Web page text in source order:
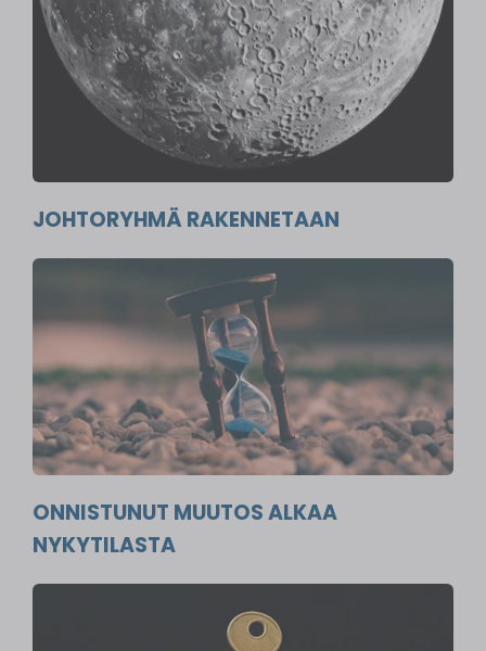
JOHTORYHMÄ RAKENNETAAN
ONNISTUNUT MUUTOS ALKAA
NYKYTILASTA